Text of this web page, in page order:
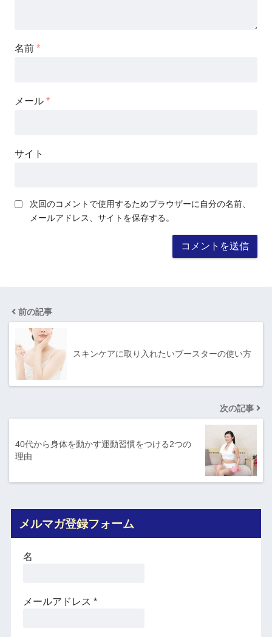
名前 *
メール *
サイト
次回のコメントで使用するためブラウザーに自分の名前、
メールアドレス、サイトを保存する。
前の記事
スキンケアに取り入れたいブースターの使い方
次の記事
40代から身体を動かす運動習慣をつける2つの
理由
メルマガ登録フォーム
名
メールアドレス *